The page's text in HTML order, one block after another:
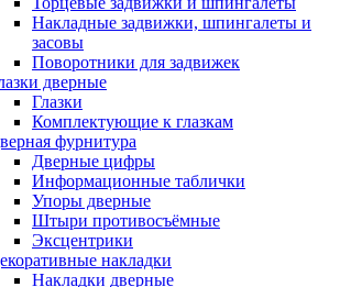
Накладные задвижки, шпингалеты и
засовы
Поворотники для задвижек
дверные
Глазки
Комплектующие к глазкам
фурнитура
Дверные цифры
Информационные таблички
Упоры дверные
Штыри противосъёмные
Эксцентрики
накладки
Накладки дверные